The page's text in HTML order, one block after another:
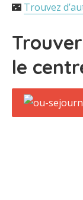
🌃 Trouvez
le